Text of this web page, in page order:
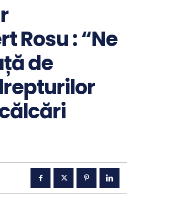
Rosu : “Ne
de